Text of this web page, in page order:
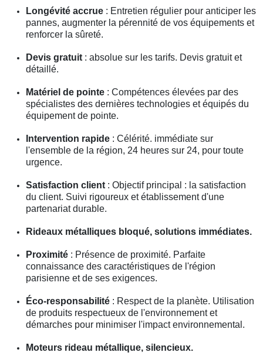
Longévité accrue : Entretien régulier pour anticiper les
pannes, augmenter la pérennité de vos équipements et
renforcer la sûreté.
Devis gratuit : absolue sur les tarifs. Devis gratuit et
détaillé.
Matériel de pointe : Compétences élevées par des
spécialistes des dernières technologies et équipés du
équipement de pointe.
Intervention rapide : Célérité. immédiate sur
l'ensemble de la région, 24 heures sur 24, pour toute
urgence.
Satisfaction client : Objectif principal : la satisfaction
du client. Suivi rigoureux et établissement d'une
partenariat durable.
Rideaux métalliques bloqué, solutions immédiates.
Proximité : Présence de proximité. Parfaite
connaissance des caractéristiques de l'région
parisienne et de ses exigences.
Éco-responsabilité : Respect de la planète. Utilisation
de produits respectueux de l'environnement et
démarches pour minimiser l'impact environnemental.
Moteurs rideau métallique, silencieux.